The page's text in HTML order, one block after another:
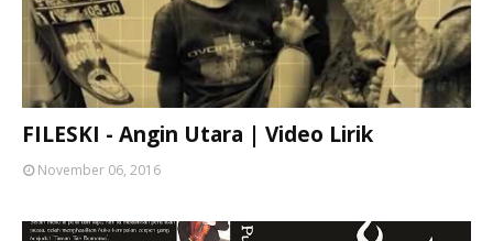
FILESKI - Angin Utara | Video Lirik
November 06, 2016